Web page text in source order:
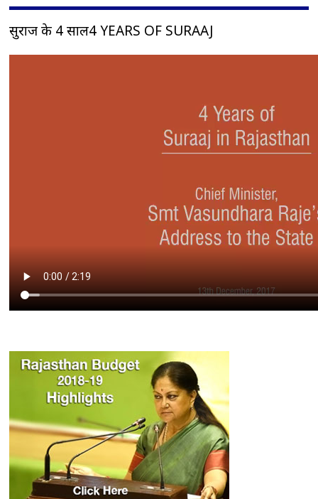
सुराज के 4 साल4 YEARS OF SURAAJ